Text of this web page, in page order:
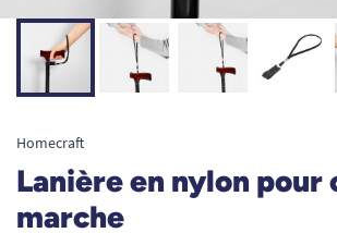
Homecraft
Lanière en nylon pour
marche